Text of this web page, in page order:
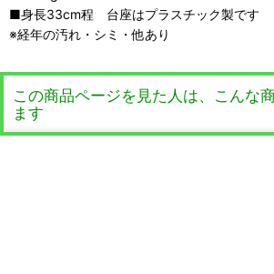
■身長33cm程 台座はプラスチック製です
※経年の汚れ・シミ・他あり
この商品ページを見た人は、こんな
ます